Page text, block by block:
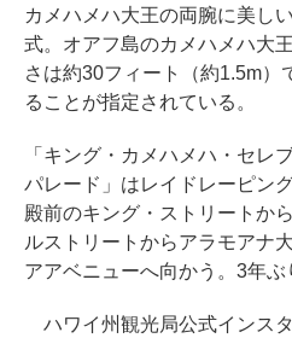
カメハメハ大王の両腕に美し
式。オアフ島のカメハメハ大
さは約30フィート（約1.5m）
ることが指定されている。
「キング・カメハメハ・セレ
パレード」はレイドレーピン
殿前のキング・ストリートか
ルストリートからアラモアナ
アアベニューへ向かう。3年ぶ
ハワイ州観光局公式インス